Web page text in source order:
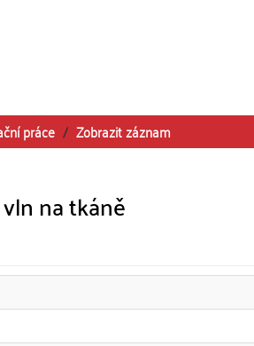
práce
Zobrazit záznam
na tkáně